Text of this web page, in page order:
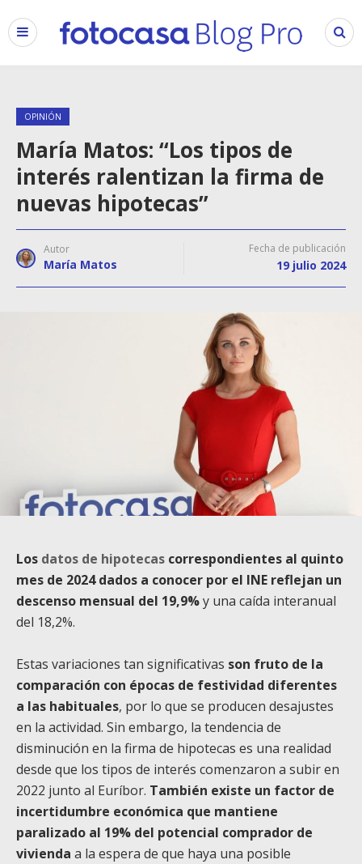
OPINIÓN
María Matos: “Los tipos de
interés ralentizan la firma de
nuevas hipotecas”
Autor
María Matos
Fecha de publicación
19 julio 2024
Los datos de hipotecas correspondientes al quinto
mes de 2024 dados a conocer por el INE reflejan un
descenso mensual del 19,9%y una caída interanual
del 18,2%.
Estas variaciones tan significativas son fruto de la
comparación con épocas de festividad diferentes
a las habituales, por lo que se producen desajustes
en la actividad. Sin embargo, la tendencia de
disminución en la firma de hipotecas es una realidad
desde que los tipos de interés comenzaron a subir en
2022 junto al Euríbor. También existe un factor de
incertidumbre económica que mantiene
paralizado al 19% del potencial comprador de
vivienda a la espera de que haya una posible